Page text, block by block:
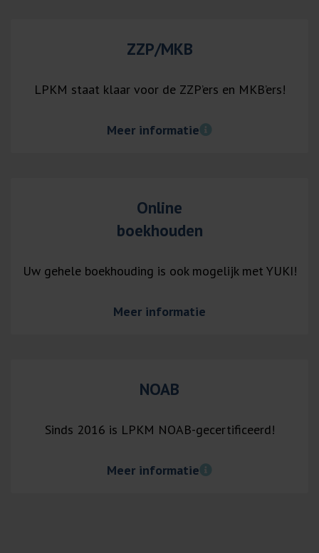
ZZP/MKB
LPKM staat klaar voor de ZZP’ers en MKB’ers!
Meer informatie
Online
boekhouden
Uw gehele boekhouding is ook mogelijk met YUKI!
Meer informatie
NOAB
Sinds 2016 is LPKM NOAB-gecertificeerd!
Meer informatie